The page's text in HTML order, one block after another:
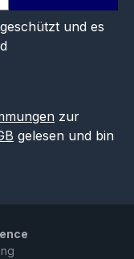
und es
zur
gelesen und bin